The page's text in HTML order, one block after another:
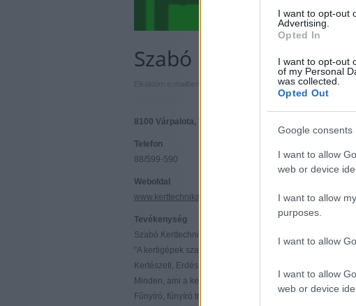
I want to opt-out
Advertising.
Opted In
I want to opt-out
of my Personal
was collected.
Opted Out
Google consents
I want to allow
web or device
I want to allow
purposes.
I want to allow
I want to allow
web or device
Szabó Kerttechnika
Hibát jelentek
8100 Várpalota, Veszprémi út 5. Veszprém megye
Telefon
88/599-590
Weboldal
www.kerttechnika.hu
Tevékenység
Szabó Kerttechnika
"A kertigépek szakértője már 25 éve!"
Kertészeti, Erdészeti és Borászati Műszaki Szaküzlet és
Minden, ami a kertben, erdőben, szőlőben és ház körül kell!
Fűnyíró, fűnyíró traktor, motoros kasza, fűszegélynyíró,